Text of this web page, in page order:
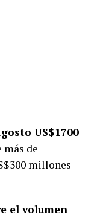
US$1700
de
millones
el volumen